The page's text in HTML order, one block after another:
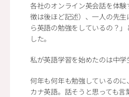
各社のオンライン英会話を体
徴は後ほど記述）、一人の先
ら英語の勉強をしているの？
した。
私が英語学習を始めたのは中学
何年も何年も勉強しているの
カナ英語。話そうと思っても